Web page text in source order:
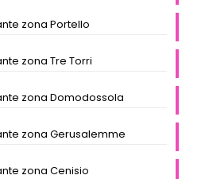
zona Portello
zona Tre Torri
zona Domodossola
zona Gerusalemme
zona Cenisio